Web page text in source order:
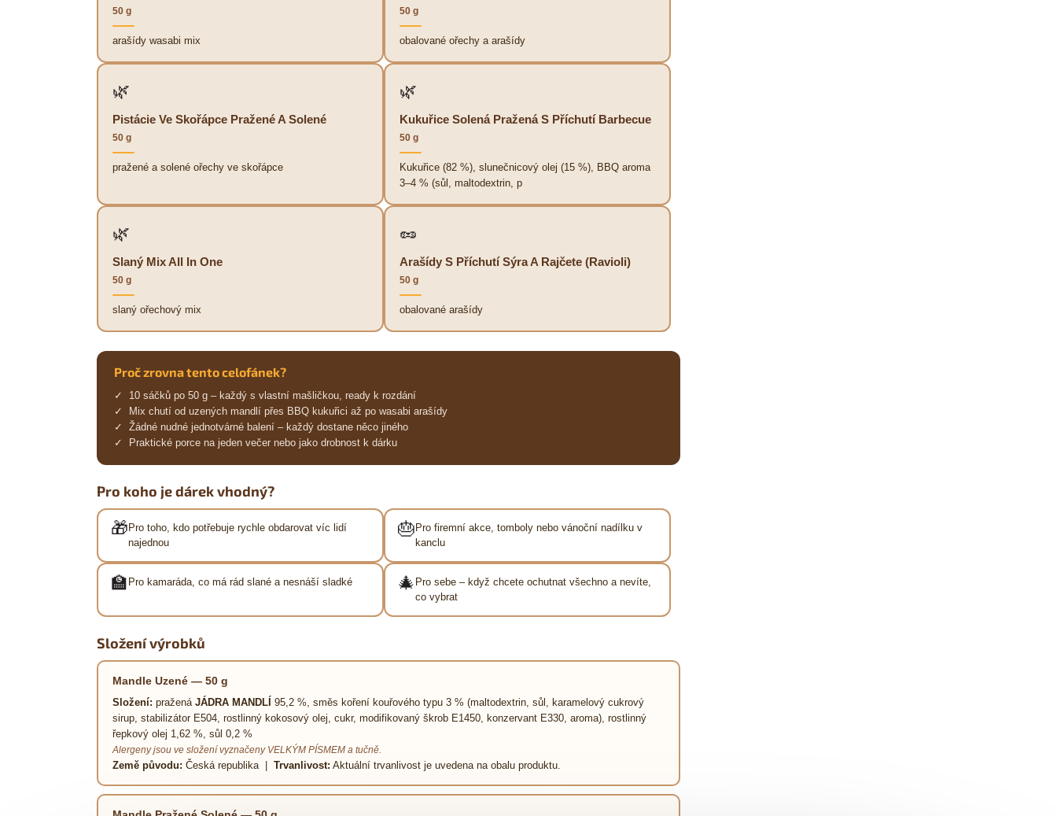
50 g
arašídy wasabi mix
50 g
obalované ořechy a arašídy
🌿
Pistácie Ve Skořápce Pražené A Solené
50 g
pražené a solené ořechy ve skořápce
🌿
Kukuřice Solená Pražená S Příchutí Barbecue
50 g
Kukuřice (82 %), slunečnicový olej (15 %), BBQ aroma
3–4 % (sůl, maltodextrin, p
🌿
Slaný Mix All In One
50 g
slaný ořechový mix
🥜
Arašídy S Příchutí Sýra A Rajčete (Ravioli)
50 g
obalované arašídy
Proč zrovna tento celofánek?
✓ 10 sáčků po 50 g – každý s vlastní mašličkou, ready k rozdání
✓ Mix chutí od uzených mandlí přes BBQ kukuřici až po wasabi arašídy
✓ Žádné nudné jednotvárné balení – každý dostane něco jiného
✓ Praktické porce na jeden večer nebo jako drobnost k dárku
Pro koho je dárek vhodný?
🎁 Pro toho, kdo potřebuje rychle obdarovat víc lidí
najednou
🎂 Pro firemní akce, tomboly nebo vánoční nadílku v
kanclu
🏫 Pro kamaráda, co má rád slané a nesnáší sladké 🎄 Pro sebe – když chcete ochutnat všechno a nevíte,
co vybrat
Složení výrobků
Mandle Uzené — 50 g
Složení: pražená JÁDRA MANDLÍ 95,2 %, směs koření kouřového typu 3 % (maltodextrin, sůl, karamelový cukrový
sirup, stabilizátor E504, rostlinný kokosový olej, cukr, modifikovaný škrob E1450, konzervant E330, aroma), rostlinný
řepkový olej 1,62 %, sůl 0,2 %
Alergeny jsou ve složení vyznačeny VELKÝM PÍSMEM a tučně.
Země původu: Česká republika | Trvanlivost: Aktuální trvanlivost je uvedena na obalu produktu.